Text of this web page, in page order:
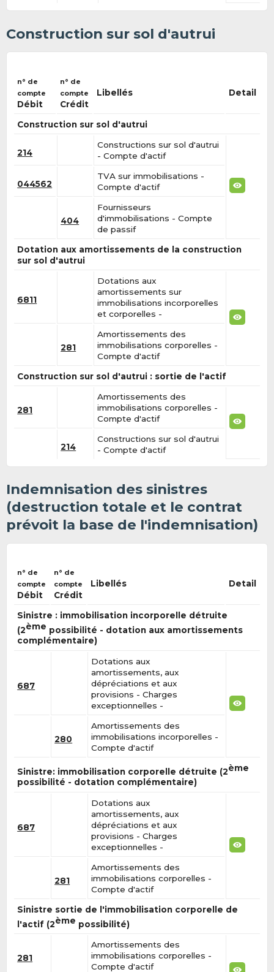
Construction sur sol d'autrui
n° de
compte
Débit
n° de
compte
Crédit
Libellés Detail
Construction sur sol d'autrui
214
Constructions sur sol d'autrui
- Compte d'actif
044562
TVA sur immobilisations -
Compte d'actif
404
Fournisseurs
d'immobilisations - Compte
de passif
Dotation aux amortissements de la construction
sur sol d'autrui
6811
Dotations aux
amortissements sur
immobilisations incorporelles
et corporelles -
281
Amortissements des
immobilisations corporelles -
Compte d'actif
Construction sur sol d'autrui : sortie de l'actif
281
Amortissements des
immobilisations corporelles -
Compte d'actif
214
Constructions sur sol d'autrui
- Compte d'actif
Indemnisation des sinistres
(destruction totale et le contrat
prévoit la base de l'indemnisation)
n° de
compte
Débit
n° de
compte
Crédit
Libellés Detail
Sinistre : immobilisation incorporelle détruite
(2ème possibilité - dotation aux amortissements
complémentaire)
687
Dotations aux
amortissements, aux
dépréciations et aux
provisions - Charges
exceptionnelles -
280
Amortissements des
immobilisations incorporelles -
Compte d'actif
Sinistre: immobilisation corporelle détruite (2ème
possibilité - dotation complémentaire)
687
Dotations aux
amortissements, aux
dépréciations et aux
provisions - Charges
exceptionnelles -
281
Amortissements des
immobilisations corporelles -
Compte d'actif
Sinistre sortie de l'immobilisation corporelle de
l'actif (2ème possibilité)
281
Amortissements des
immobilisations corporelles -
Compte d'actif